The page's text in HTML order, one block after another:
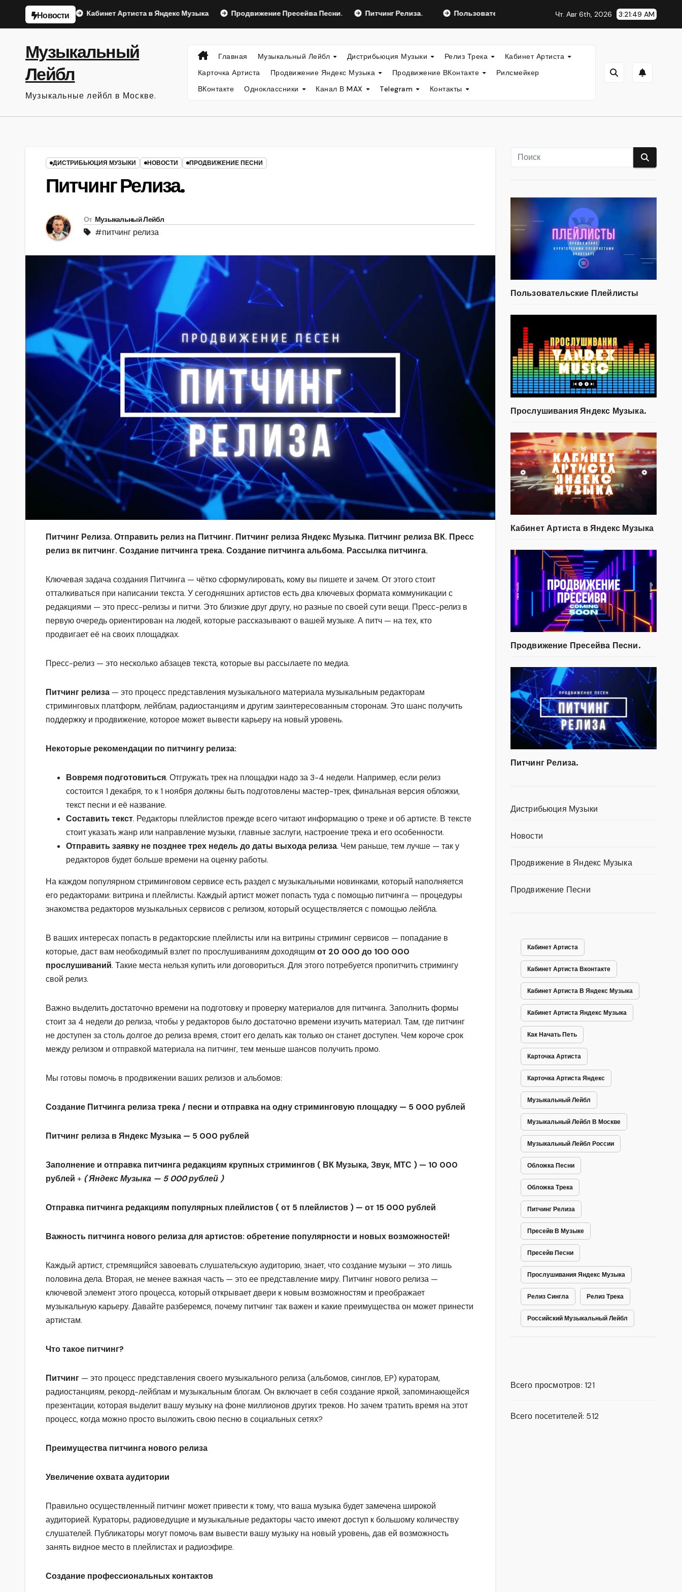
Перейти
Новости
Кабинет Артиста в Яндекс Музыка Продвижение Пресейва Песни. Питчинг Релиза. Пользовательские Плейлисты Прослушивания Яндекс Музыка.
Чт. Авг 6th, 2026 3:21:50 AM
Музыкальный
Лейбл
Музыкальные лейбл в Москве.
Главная Музыкальный Лейбл Дистрибьюция Музыки Релиз Трека
Кабинет Артиста
Карточка Артиста
Продвижение Яндекс Музыка Продвижение ВКонтакте
Рилсмейкер
ВКонтакте
Одноклассники Канал В MAX Telegram Контакты
ДИСТРИБЬЮЦИЯ МУЗЫКИ НОВОСТИ ПРОДВИЖЕНИЕ ПЕСНИ
Питчинг Релиза.
От Музыкальный Лейбл
#питчинг релиза
Питчинг Релиза. Отправить релиз на Питчинг. Питчинг релиза Яндекс Музыка. Питчинг релиза ВК. Пресс
релиз вк питчинг. Создание питчинга трека. Создание питчинга альбома. Рассылка питчинга.
Ключевая задача создания Питчинга — чётко сформулировать, кому вы пишете и зачем. От этого стоит
отталкиваться при написании текста. У сегодняшних артистов есть два ключевых формата коммуникации с
редакциями — это пресс-релизы и питчи. Это близкие друг другу, но разные по своей сути вещи. Пресс-релиз в
первую очередь ориентирован на людей, которые рассказывают о вашей музыке. А питч — на тех, кто
продвигает её на своих площадках.
Пресс-релиз — это несколько абзацев текста, которые вы рассылаете по медиа.
Питчинг релиза — это процесс представления музыкального материала музыкальным редакторам
стриминговых платформ, лейблам, радиостанциям и другим заинтересованным сторонам. Это шанс получить
поддержку и продвижение, которое может вывести карьеру на новый уровень.
Некоторые рекомендации по питчингу релиза:
Вовремя подготовиться. Отгружать трек на площадки надо за 3-4 недели. Например, если релиз
состоится 1 декабря, то к 1 ноября должны быть подготовлены мастер-трек, финальная версия обложки,
текст песни и её название.
Составить текст. Редакторы плейлистов прежде всего читают информацию о треке и об артисте. В тексте
стоит указать жанр или направление музыки, главные заслуги, настроение трека и его особенности.
Отправить заявку не позднее трех недель до даты выхода релиза. Чем раньше, тем лучше — так у
редакторов будет больше времени на оценку работы.
На каждом популярном стриминговом сервисе есть раздел с музыкальными новинками, который наполняется
его редакторами: витрина и плейлисты. Каждый артист может попасть туда с помощью питчинга — процедуры
знакомства редакторов музыкальных сервисов с релизом, который осуществляется с помощью лейбла.
В ваших интересах попасть в редакторские плейлисты или на витрины стриминг сервисов — попадание в
которые, даст вам необходимый взлет по прослушиваниям доходящим от 20 000 до 100 000
прослушиваний. Такие места нельзя купить или договориться. Для этого потребуется пропитчить стримингу
свой релиз.
Важно выделить достаточно времени на подготовку и проверку материалов для питчинга. Заполнить формы
стоит за 4 недели до релиза, чтобы у редакторов было достаточно времени изучить материал. Там, где питчинг
не доступен за столь долгое до релиза время, стоит его делать как только он станет доступен. Чем короче срок
между релизом и отправкой материала на питчинг, тем меньше шансов получить промо.
Мы готовы помочь в продвижении ваших релизов и альбомов:
Создание Питчинга релиза трека / песни и отправка на одну стриминговую площадку — 5 000 рублей
Питчинг релиза в Яндекс Музыка — 5 000 рублей
Заполнение и отправка питчинга редакциям крупных стримингов ( ВК Музыка, Звук, МТС ) — 10 000
рублей + ( Яндекс Музыка — 5 000 рублей )
Отправка питчинга редакциям популярных плейлистов ( от 5 плейлистов ) — от 15 000 рублей
Важность питчинга нового релиза для артистов: обретение популярности и новых возможностей!
Каждый артист, стремящийся завоевать слушательскую аудиторию, знает, что создание музыки — это лишь
половина дела. Вторая, не менее важная часть — это ее представление миру. Питчинг нового релиза —
ключевой элемент этого процесса, который открывает двери к новым возможностям и преображает
музыкальную карьеру. Давайте разберемся, почему питчинг так важен и какие преимущества он может принести
артистам.
Что такое питчинг?
Питчинг — это процесс представления своего музыкального релиза (альбомов, синглов, EP) кураторам,
радиостанциям, рекорд-лейблам и музыкальным блогам. Он включает в себя создание яркой, запоминающейся
презентации, которая выделит вашу музыку на фоне миллионов других треков. Но зачем тратить время на этот
процесс, когда можно просто выложить свою песню в социальных сетях?
Преимущества питчинга нового релиза
Увеличение охвата аудитории
Правильно осуществленный питчинг может привести к тому, что ваша музыка будет замечена широкой
аудиторией. Кураторы, радиоведущие и музыкальные редакторы часто имеют доступ к большому количеству
слушателей. Публикаторы могут помочь вам вывести вашу музыку на новый уровень, дав ей возможность
занять видное место в плейлистах и радиоэфире.
Создание профессиональных контактов
Пользовательские Плейлисты
Прослушивания Яндекс Музыка.
Кабинет Артиста в Яндекс Музыка
Продвижение Пресейва Песни.
Питчинг Релиза.
Дистрибьюция Музыки
Новости
Продвижение в Яндекс Музыка
Продвижение Песни
Кабинет Артиста
Кабинет Артиста Вконтакте
Кабинет Артиста В Яндекс Музыка
Кабинет Артиста Яндекс Музыка
Как Начать Петь
Карточка Артиста
Карточка Артиста Яндекс
Музыкальный Лейбл
Музыкальный Лейбл В Москве
Музыкальный Лейбл России
Обложка Песни
Обложка Трека
Питчинг Релиза
Пресейв В Музыке
Пресейв Песни
Прослушивания Яндекс Музыка
Релиз Сингла Релиз Трека
Российский Музыкальный Лейбл
Всего просмотров:121
Всего посетителей: 512